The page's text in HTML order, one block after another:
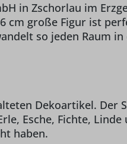
in Zschorlau im
cm große Figur ist
so jeden Raum in
Dekoartikel. Der
Esche, Fichte, Linde
haben.